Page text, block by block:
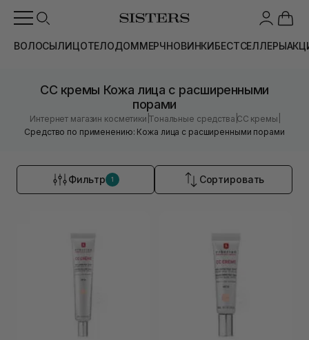
ВОЛОСЫЛИЦОТЕЛОДОММЕРЧНОВИНКИБЕСТСЕЛЛЕРЫ
CC кремы Кожа лица с расширенными
порами
Интернет магазин косметики |Тональные средства |CC кремы
Средство по применению: Кожа лица с расширенными порами
Фильтр 1 Сортировать